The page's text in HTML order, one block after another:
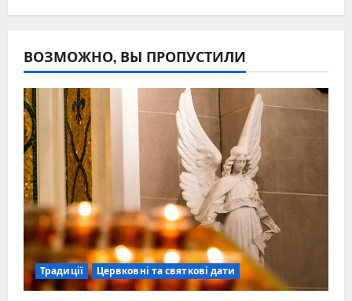
ВОЗМОЖНО, ВЫ ПРОПУСТИЛИ
Традиції Цервковні та святкові дати